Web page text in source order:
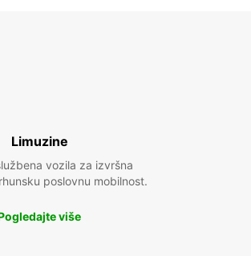
Limuzine
vozila za izvršna
poslovnu mobilnost.
više